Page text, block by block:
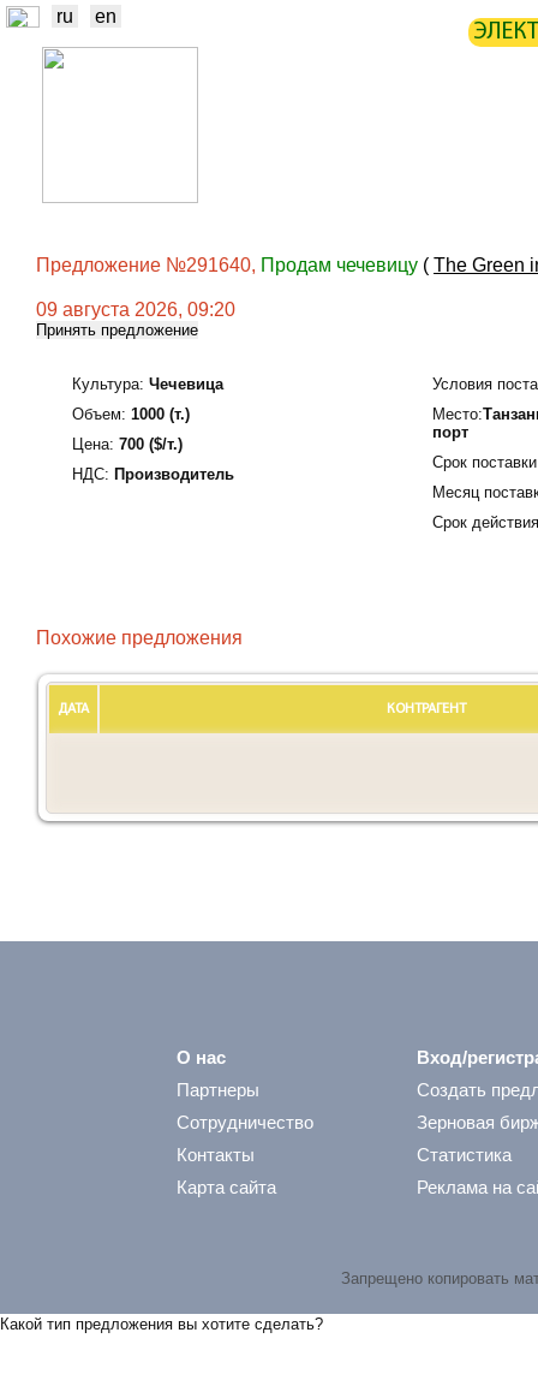
ru en
Предложение №291640, Продам чечевицу ( The Green
09 августа 2026, 09:20
Принять предложение
Культура: Чечевица
Объем: 1000 (т.)
Цена: 700 ($/т.)
НДС: Производитель
Условия
Место:
порт
Срок
Месяц
Срок
Похожие предложения
ДАТА КОНТРАГЕНТ
О нас
Партнеры
Сотрудничество
Контакты
Карта сайта
Вход/
Создать
Зерновая
Статистика
Реклама на
Запрещено копировать
Какой тип предложения вы хотите сделать?